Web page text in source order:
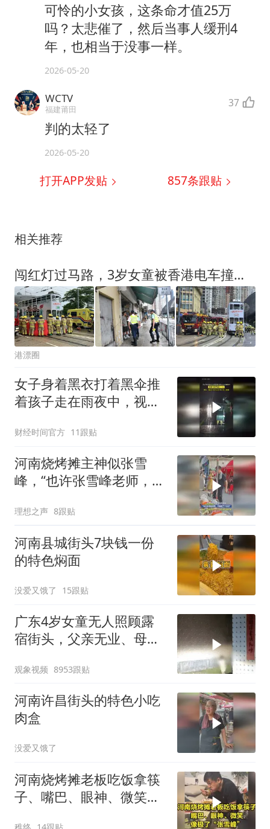
可怜的小女孩，这条命才值25万
吗？太悲催了，然后当事人缓刑4
年，也相当于没事一样。
2026-05-20
WCTV
福建莆田 37
判的太轻了
2026-05-20
打开APP发贴 857条跟贴
相关推荐
闯红灯过马路，3岁女童被香港电车撞毙！
港漂圈
女子身着黑衣打着黑伞推
着孩子走在雨夜中，视频
财经时间官方 11跟贴
河南烧烤摊主神似张雪
峰，“也许张雪峰老师，只
理想之声 8跟贴
河南县城街头7块钱一份
的特色焖面
没爱又饿了 15跟贴
广东4岁女童无人照顾露
宿街头，父亲无业、母亲
力，当地多部门介入
观象视频 8953跟贴
河南许昌街头的特色小吃
肉盒
没爱又饿了
河南烧烤摊老板吃饭拿筷
子、嘴巴、眼神、微笑，